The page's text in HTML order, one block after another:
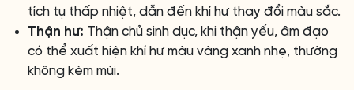
tích tụ thấp nhiệt, dẫn đến khí hư thay đổi màu sắc.
Thận hư: Thận chủ sinh dục, khi thận yếu, âm đạo
có thể xuất hiện khí hư màu vàng xanh nhẹ, thường
không kèm mùi.